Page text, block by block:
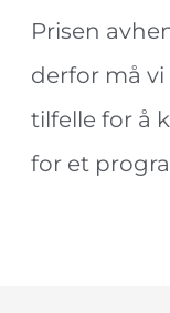
Prisen
derfor må
tilfelle for å
for et